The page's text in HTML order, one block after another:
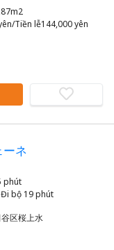
Tiền lễ144,000 yên
ネ
phút
区桜上水